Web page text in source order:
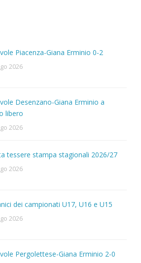
Piacenza-Giana Erminio 0-2
2026
Desenzano-Giana Erminio a
libero
2026
tessere stampa stagionali 2026/27
2026
dei campionati U17, U16 e U15
2026
Pergolettese-Giana Erminio 2-0